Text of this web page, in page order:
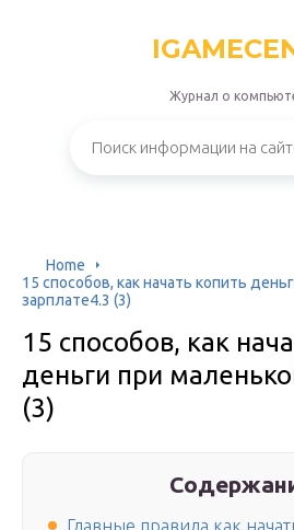
Журнал о
Home
15 способов, как начать копить
зарплате4.3 (3)
15 способов, как
деньги при
(3)
Главные правила как